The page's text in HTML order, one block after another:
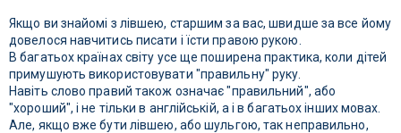
Якщо ви знайомі з лівшею, старшим за вас, швидше за все йому
довелося навчитись писати і їсти правою рукою.
В багатьох країнах світу усе ще поширена практика, коли дітей
примушують використовувати "правильну" руку.
Навіть слово правий також означає "правильний", або
"хороший", і не тільки в англійській, а і в багатьох інших мовах.
Але, якщо вже бути лівшею, або шульгою, так неправильно,